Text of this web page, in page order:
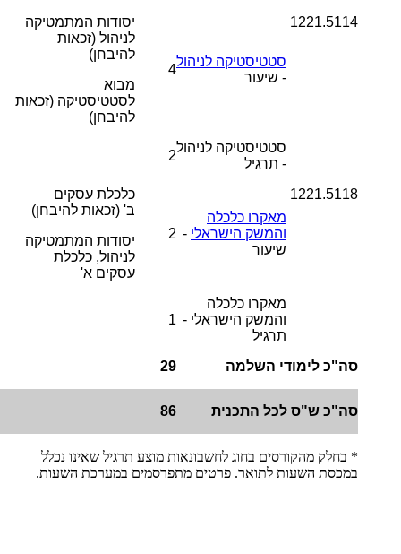
1221.5114
סטטיסטיקה לניהול
- שיעור
4
יסודות המתמטיקה
לניהול (זכאות
להיבחן)
מבוא
לסטטיסטיקה (זכאות
להיבחן)
סטטיסטיקה לניהול
- תרגיל
2
1221.5118
מאקרו כלכלה
והמשק הישראלי -
שיעור
2
כלכלת עסקים
ב' (זכאות להיבחן)
יסודות המתמטיקה
לניהול, כלכלת
עסקים א'
מאקרו כלכלה
והמשק הישראלי -
תרגיל
1
סה"כ לימודי השלמה 29
סה"כ ש"ס לכל התכנית 86
* בחלק מהקורסים בחוג לחשבונאות מוצע תרגיל שאינו נכלל
במכסת השעות לתואר. פרטים מתפרסמים במערכת השעות.